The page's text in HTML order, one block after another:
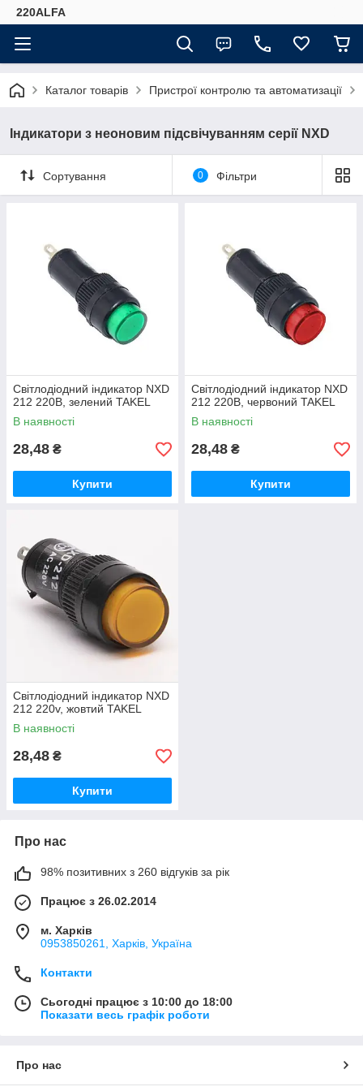
220ALFA
Каталог товарів Пристрої контролю та автоматизації
Індикатори з неоновим підсвічуванням серії NXD
Сортування 0 Фільтри
Світлодіодний індикатор NXD
212 220В, зелений TAKEL
В наявності
28,48 ₴
Купити
Світлодіодний індикатор NXD
212 220В, червоний TAKEL
В наявності
28,48 ₴
Купити
Світлодіодний індикатор NXD
212 220v, жовтий TAKEL
В наявності
28,48 ₴
Купити
Про нас
98% позитивних з 260 відгуків за рік
Працює з 26.02.2014
м. Харків
0953850261, Харків, Україна
Контакти
Сьогодні працює з 10:00 до 18:00
Показати весь графік роботи
Про нас